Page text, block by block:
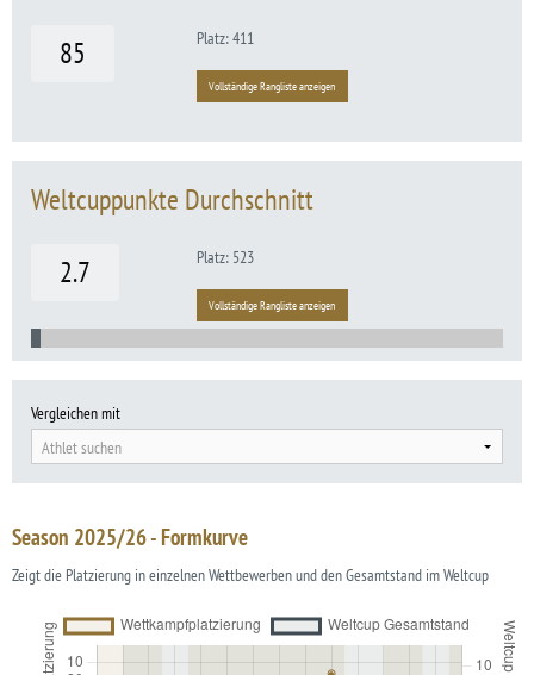
85
Platz: 411
Vollständige Rangliste anzeigen
Weltcuppunkte Durchschnitt
2.7
Platz: 523
Vollständige Rangliste anzeigen
Vergleichen mit
Athlet suchen
Season 2025/26 - Formkurve
Zeigt die Platzierung in einzelnen Wettbewerben und den Gesamtstand im Weltcup